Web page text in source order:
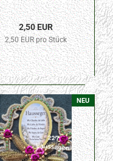
40x55mm
2,50 EUR
2,50 EUR pro Stück
NEU